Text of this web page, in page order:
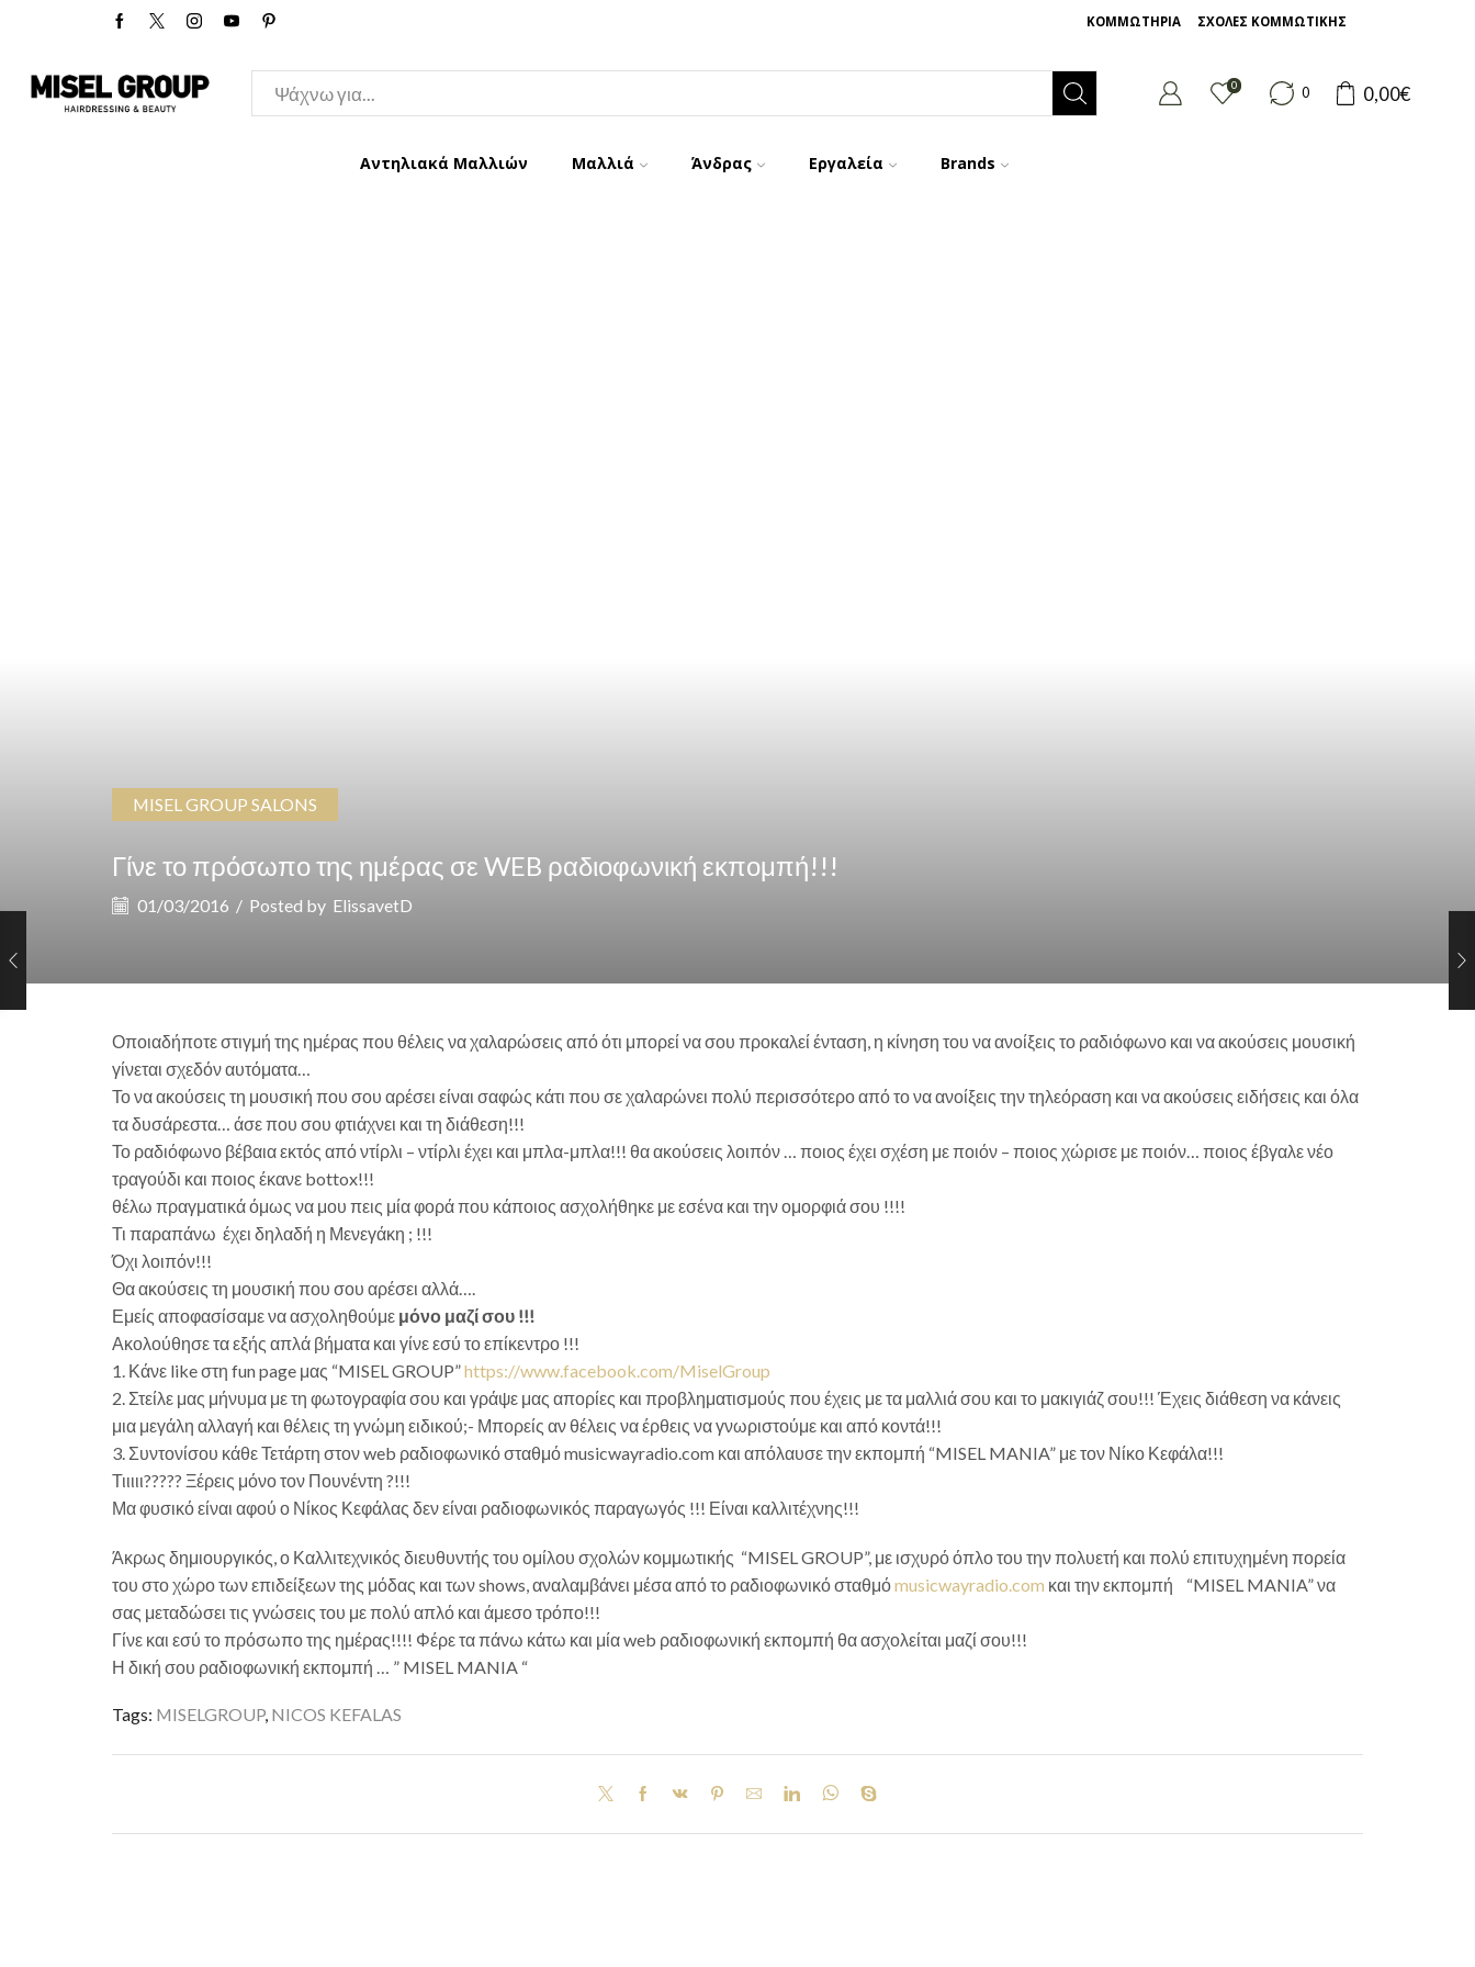
ΚΟΜΜΩΤΗΡΙΑ ΣΧΟΛΕΣ ΚΟΜΜΩΤΙΚΗΣ
0 0 0,00€
Αντηλιακά Μαλλιών Μαλλιά Άνδρας Εργαλεία Brands
MISEL GROUP SALONS
Γίνε το πρόσωπο της ημέρας σε WEB ραδιοφωνική εκπομπή!!!
01/03/2016 / Posted by ElissavetD
Οποιαδήποτε στιγμή της ημέρας που θέλεις να χαλαρώσεις από ότι μπορεί να σου προκαλεί ένταση, η κίνηση του να ανοίξεις το ραδιόφωνο και να ακούσεις μουσική
γίνεται σχεδόν αυτόματα…
Το να ακούσεις τη μουσική που σου αρέσει είναι σαφώς κάτι που σε χαλαρώνει πολύ περισσότερο από το να ανοίξεις την τηλεόραση και να ακούσεις ειδήσεις και όλα
τα δυσάρεστα… άσε που σου φτιάχνει και τη διάθεση!!!
Το ραδιόφωνο βέβαια εκτός από ντίρλι – ντίρλι έχει και μπλα-μπλα!!! θα ακούσεις λοιπόν … ποιος έχει σχέση με ποιόν – ποιος χώρισε με ποιόν… ποιος έβγαλε νέο
τραγούδι και ποιος έκανε bottox!!!
θέλω πραγματικά όμως να μου πεις μία φορά που κάποιος ασχολήθηκε με εσένα και την ομορφιά σου !!!!
Τι παραπάνω έχει δηλαδή η Μενεγάκη ; !!!
Όχι λοιπόν!!!
Θα ακούσεις τη μουσική που σου αρέσει αλλά….
Εμείς αποφασίσαμε να ασχοληθούμε μόνο μαζί σου !!!
Ακολούθησε τα εξής απλά βήματα και γίνε εσύ το επίκεντρο !!!
1. Κάνε like στη fun page μας “MISEL GROUP”https://www.facebook.com/MiselGroup
2. Στείλε μας μήνυμα με τη φωτογραφία σου και γράψε μας απορίες και προβληματισμούς που έχεις με τα μαλλιά σου και το μακιγιάζ σου!!! Έχεις διάθεση να κάνεις
μια μεγάλη αλλαγή και θέλεις τη γνώμη ειδικού;- Μπορείς αν θέλεις να έρθεις να γνωριστούμε και από κοντά!!!
3. Συντονίσου κάθε Τετάρτη στον web ραδιοφωνικό σταθμό musicwayradio.com και απόλαυσε την εκπομπή “MISEL MANIA” με τον Νίκο Κεφάλα!!!
Τιιιιι????? Ξέρεις μόνο τον Πουνέντη ?!!!
Μα φυσικό είναι αφού ο Νίκος Κεφάλας δεν είναι ραδιοφωνικός παραγωγός !!! Είναι καλλιτέχνης!!!
Άκρως δημιουργικός, ο Καλλιτεχνικός διευθυντής του ομίλου σχολών κομμωτικής “MISEL GROUP”, με ισχυρό όπλο του την πολυετή και πολύ επιτυχημένη πορεία
του στο χώρο των επιδείξεων της μόδας και των shows, αναλαμβάνει μέσα από το ραδιοφωνικό σταθμόmusicwayradio.com και την εκπομπή “MISEL MANIA” να
σας μεταδώσει τις γνώσεις του με πολύ απλό και άμεσο τρόπο!!!
Γίνε και εσύ το πρόσωπο της ημέρας!!!! Φέρε τα πάνω κάτω και μία web ραδιοφωνική εκπομπή θα ασχολείται μαζί σου!!!
Η δική σου ραδιοφωνική εκπομπή … ” MISEL MANIA “
Tags: MISELGROUP, NICOS KEFALAS